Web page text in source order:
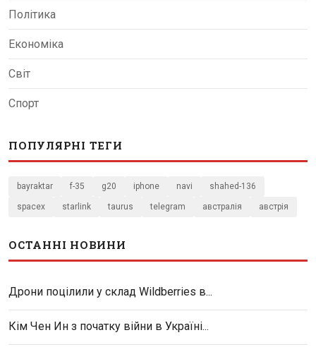
Політика
Економіка
Світ
Спорт
ПОПУЛЯРНІ ТЕГИ
bayraktar f-35 g20 iphone navi shahed-136
spacex starlink taurus telegram австралія австрія
ОСТАННІ НОВИНИ
Дрони поцілили у склад Wildberries в...
Кім Чен Ин з початку війни в Україні...